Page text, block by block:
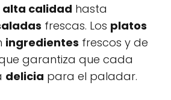
alta calidad hasta
frescas. Los platos
ingredientes frescos y de
garantiza que cada
delicia para el paladar.